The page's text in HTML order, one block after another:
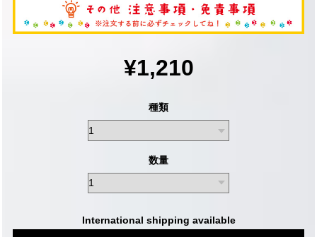
¥1,210
種類
数量
International shipping available